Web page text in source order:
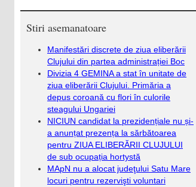
Stiri asemanatoare
Manifestări discrete de ziua eliberării
Clujului din partea administrației Boc
Divizia 4 GEMINA a stat în unitate de
ziua eliberării Clujului. Primăria a
depus coroană cu flori în culorile
steagului Ungariei
NICIUN candidat la prezidențiale nu și-
a anunțat prezența la sărbătoarea
pentru ZIUA ELIBERĂRII CLUJULUI
de sub ocupația hortystă
MApN nu a alocat judeţului Satu Mare
locuri pentru rezervişti voluntari